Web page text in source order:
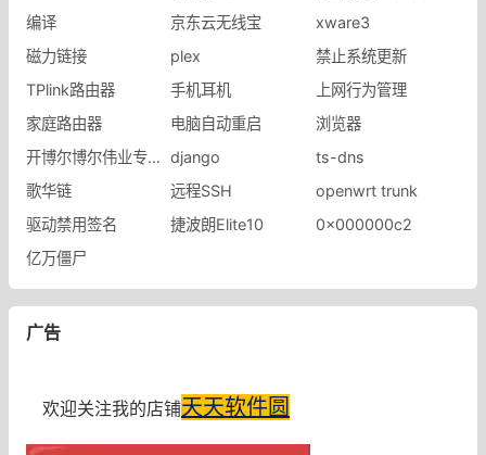
编译
京东云无线宝
xware3
磁力链接
plex
禁止系统更新
​TPlink路由器
手机耳机
上网行为管理
家庭路由器
电脑自动重启
浏览器
开博尔博尔伟业专卖店
django
ts-dns
歌华链
远程SSH
openwrt trunk
驱动禁用签名
捷波朗Elite10
0x000000c2
亿万僵尸
广告
欢迎关注我的店铺天天软件圆